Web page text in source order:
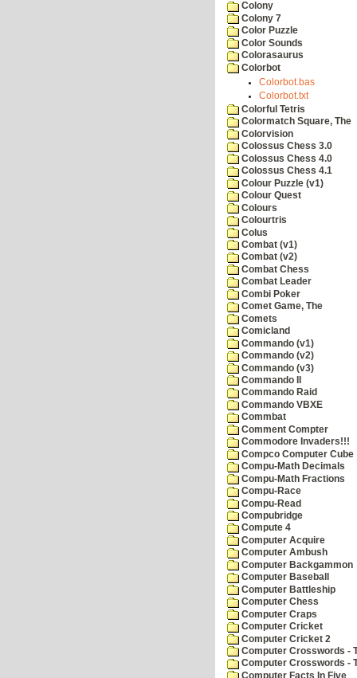
Colony
Colony 7
Color Puzzle
Color Sounds
Colorasaurus
Colorbot
Colorbot.bas
Colorbot.txt
Colorful Tetris
Colormatch Square, The
Colorvision
Colossus Chess 3.0
Colossus Chess 4.0
Colossus Chess 4.1
Colour Puzzle (v1)
Colour Quest
Colours
Colourtris
Colus
Combat (v1)
Combat (v2)
Combat Chess
Combat Leader
Combi Poker
Comet Game, The
Comets
Comicland
Commando (v1)
Commando (v2)
Commando (v3)
Commando II
Commando Raid
Commando VBXE
Commbat
Comment Compter
Commodore Invaders!!!
Compco Computer Cube
Compu-Math Decimals
Compu-Math Fractions
Compu-Race
Compu-Read
Compubridge
Compute 4
Computer Acquire
Computer Ambush
Computer Backgammon
Computer Baseball
Computer Battleship
Computer Chess
Computer Craps
Computer Cricket
Computer Cricket 2
Computer Crosswords -
Computer Crosswords -
Computer Facts In Five